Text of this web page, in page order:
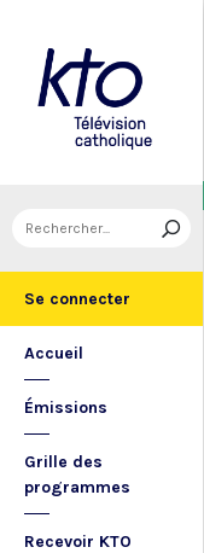
Se connecter
Accueil
Émissions
Grille des
programmes
Recevoir KTO